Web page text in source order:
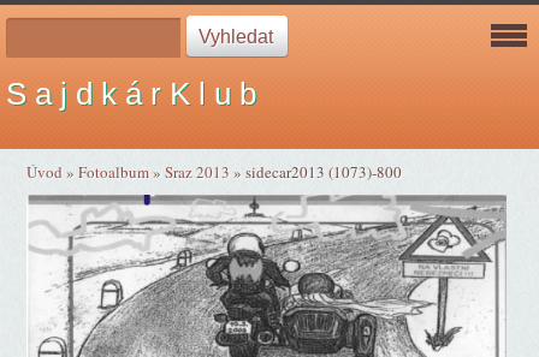
S a j d k á r K l u b
Úvod »Fotoalbum»Sraz 2013 »sidecar2013 (1073)-800